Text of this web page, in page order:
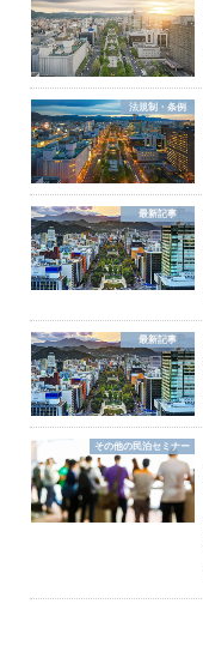
法規制・条例
最新記事
最新記事
その他の民泊セミナー